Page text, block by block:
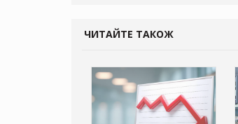
ЧИТАЙТЕ ТАКОЖ